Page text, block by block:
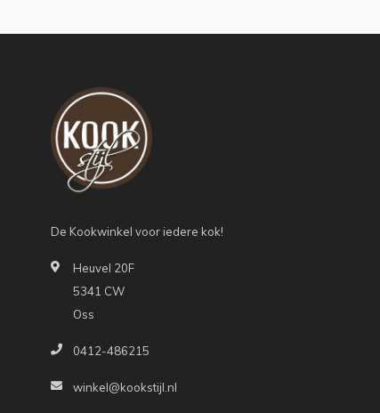
De Kookwinkel voor iedere kok!
Heuvel 20F
5341 CW
Oss
0412-486215
winkel@kookstijl.nl